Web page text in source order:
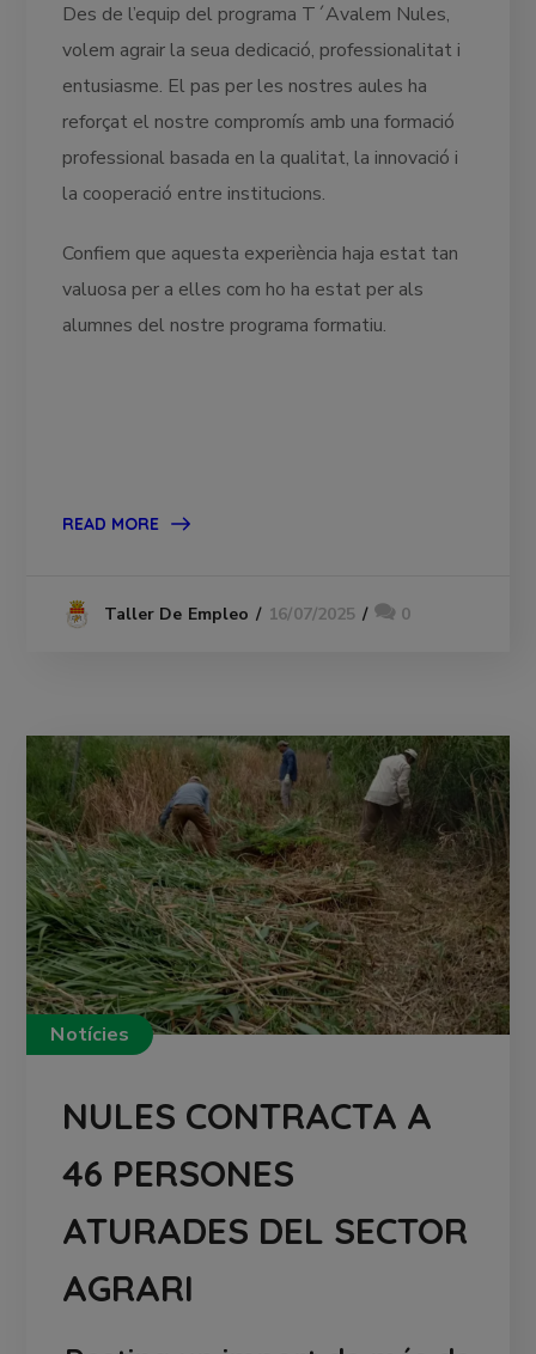
Des de l’equip del programa T´Avalem Nules,
volem agrair la seua dedicació, professionalitat i
entusiasme. El pas per les nostres aules ha
reforçat el nostre compromís amb una formació
professional basada en la qualitat, la innovació i
la cooperació entre institucions.
Confiem que aquesta experiència haja estat tan
valuosa per a elles com ho ha estat per als
alumnes del nostre programa formatiu.
READ MORE
Taller De Empleo 16/07/2025 0
Notícies
NULES CONTRACTA A
46 PERSONES
ATURADES DEL SECTOR
AGRARI